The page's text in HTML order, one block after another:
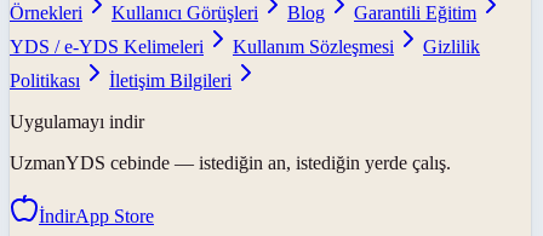
Örnekleri
Kullanıcı Görüşleri Blog
Garantili Eğitim
YDS / e-YDS Kelimeleri
Kullanım Sözleşmesi
Gizlilik
Politikası
İletişim Bilgileri
Uygulamayı indir
UzmanYDS cebinde — istediğin an, istediğin yerde çalış.
İndirApp Store